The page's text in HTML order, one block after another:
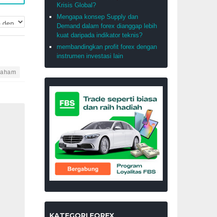
Krisis Global?
Mengapa konsep Supply dan
Demand dalam forex dianggap lebih
kuat daripada indikator teknis?
membandingkan profit forex dengan
instrumen investasi lain